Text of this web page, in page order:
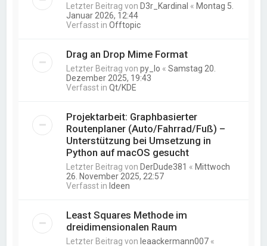
Letzter Beitrag von D3r_Kardinal « Montag 5.
Januar 2026, 12:44
Verfasst inOfftopic
Drag an Drop Mime Format
Letzter Beitrag vonpy_lo «Samstag 20.
Dezember 2025, 19:43
Verfasst inQt/KDE
Projektarbeit: Graphbasierter
Routenplaner (Auto/Fahrrad/Fuß) –
Unterstützung bei Umsetzung in
Python auf macOS gesucht
Letzter Beitrag von DerDude381 « Mittwoch
26. November 2025, 22:57
Verfasst in Ideen
Least Squares Methode im
dreidimensionalen Raum
Letzter Beitrag von leaackermann007 «